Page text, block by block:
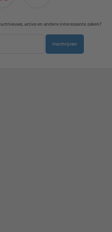
acties en andere interessante zaken?
Inschrijven